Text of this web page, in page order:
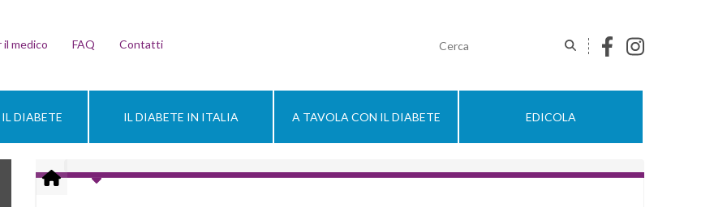
il medico FAQ Contatti
DIABETE IL DIABETE IN ITALIA A TAVOLA CON IL DIABETE EDICOLA